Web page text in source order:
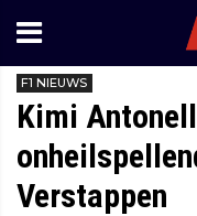
F1 NIEUWS
Kimi
Verstappen